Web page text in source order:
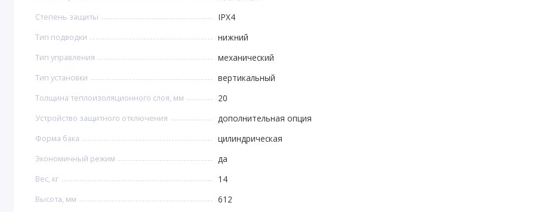
Степень защиты IPX4
Тип подводки нижний
Тип управления механический
Тип установки вертикальный
Толщина теплоизоляционного слоя, мм 20
Устройство защитного отключения дополнительная опция
Форма бака цилиндрическая
Экономичный режим да
Вес, кг 14
Высота, мм 612